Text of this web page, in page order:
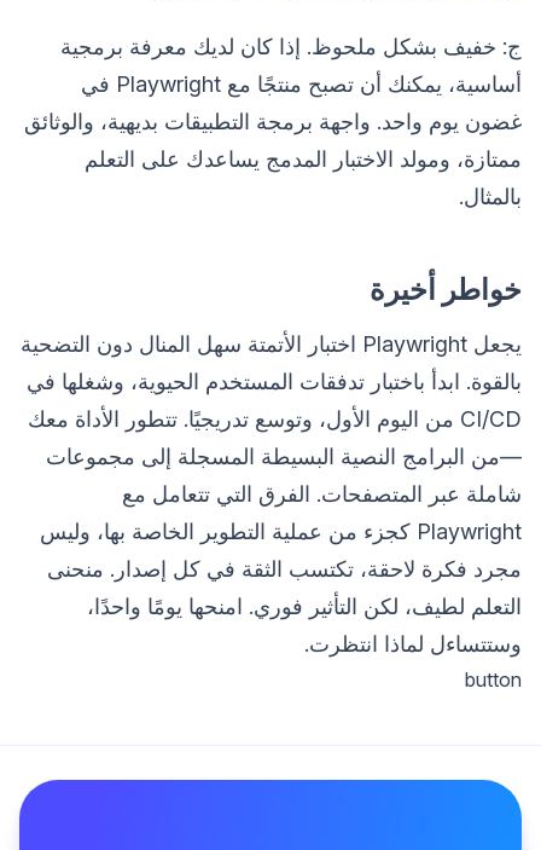
ج: خفيف بشكل ملحوظ. إذا كان لديك معرفة برمجية
أساسية، يمكنك أن تصبح منتجًا مع Playwright في
غضون يوم واحد. واجهة برمجة التطبيقات بديهية، والوثائق
ممتازة، ومولد الاختبار المدمج يساعدك على التعلم
بالمثال.
خواطر أخيرة
يجعل Playwright اختبار الأتمتة سهل المنال دون التضحية
بالقوة. ابدأ باختبار تدفقات المستخدم الحيوية، وشغلها في
CI/CD من اليوم الأول، وتوسع تدريجيًا. تتطور الأداة معك
—من البرامج النصية البسيطة المسجلة إلى مجموعات
شاملة عبر المتصفحات. الفرق التي تتعامل مع
Playwright كجزء من عملية التطوير الخاصة بها، وليس
مجرد فكرة لاحقة، تكتسب الثقة في كل إصدار. منحنى
التعلم لطيف، لكن التأثير فوري. امنحها يومًا واحدًا،
وستتساءل لماذا انتظرت.
button